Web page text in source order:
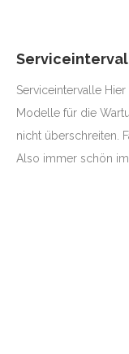
Serviceintervalle
Modelle für die
nicht überschreiten.
Also immer schön